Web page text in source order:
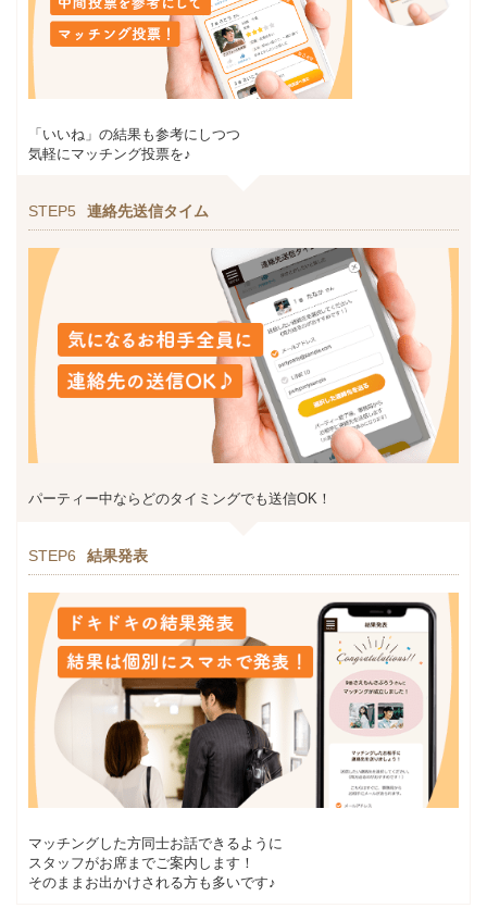
「いいね」の結果も参考にしつつ
気軽にマッチング投票を♪
STEP5 連絡先送信タイム
パーティー中ならどのタイミングでも送信OK！
STEP6 結果発表
マッチングした方同士お話できるように
スタッフがお席までご案内します！
そのままお出かけされる方も多いです♪